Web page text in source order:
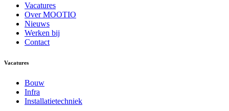
Vacatures
Over MOOTIO
Nieuws
Werken bij
Contact
Vacatures
Bouw
Infra
Installatietechniek